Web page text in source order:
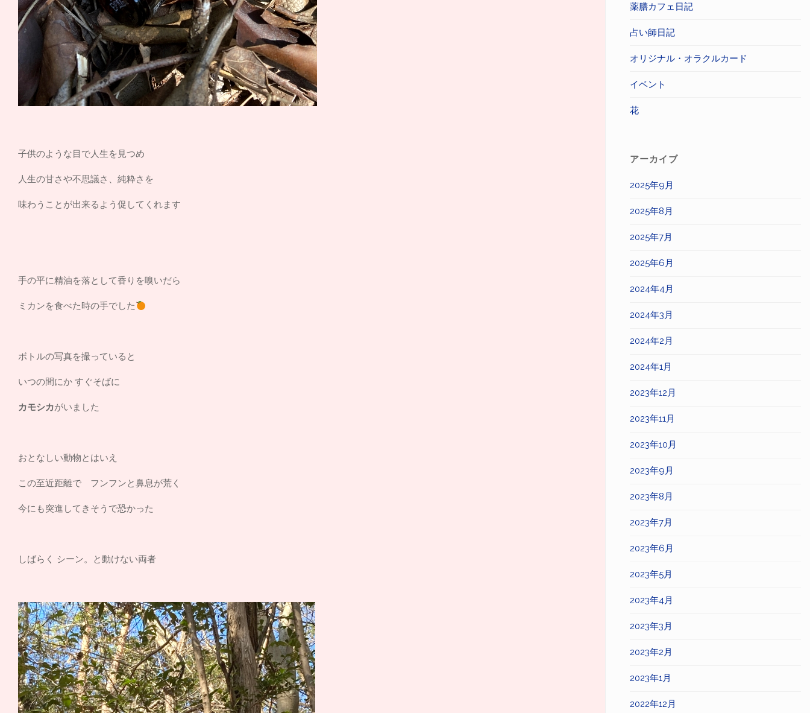
子供のような目で人生を見つめ
人生の甘さや不思議さ、純粋さを
味わうことが出来るよう促してくれます
手の平に精油を落として香りを嗅いだら
ミカンを食べた時の手でした
ボトルの写真を撮っていると
いつの間にか すぐそばに
カモシカがいました
おとなしい動物とはいえ
この至近距離で フンフンと鼻息が荒く
今にも突進してきそうで恐かった
しばらく シーン。と動けない両者
薬膳カフェ日記
占い師日記
オリジナル・オラクルカード
イベント
花
アーカイブ
2025年9月
2025年8月
2025年7月
2025年6月
2024年4月
2024年3月
2024年2月
2024年1月
2023年12月
2023年11月
2023年10月
2023年9月
2023年8月
2023年7月
2023年6月
2023年5月
2023年4月
2023年3月
2023年2月
2023年1月
2022年12月